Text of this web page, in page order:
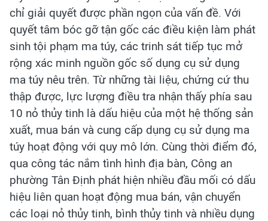
chỉ giải quyết được phần ngọn của vấn đề. Với
quyết tâm bóc gỡ tận gốc các điều kiện làm phát
sinh tội phạm ma túy, các trinh sát tiếp tục mở
rộng xác minh nguồn gốc số dụng cụ sử dụng
ma túy nêu trên. Từ những tài liệu, chứng cứ thu
thập được, lực lượng điều tra nhận thấy phía sau
10 nỏ thủy tinh là dấu hiệu của một hệ thống sản
xuất, mua bán và cung cấp dụng cụ sử dụng ma
túy hoạt động với quy mô lớn. Cùng thời điểm đó,
qua công tác nắm tình hình địa bàn, Công an
phường Tân Định phát hiện nhiều đầu mối có dấu
hiệu liên quan hoạt động mua bán, vận chuyển
các loại nỏ thủy tinh, bình thủy tinh và nhiều dụng